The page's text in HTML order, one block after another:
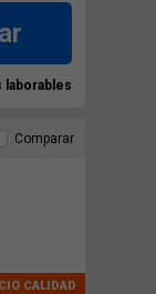
laborables
Comparar